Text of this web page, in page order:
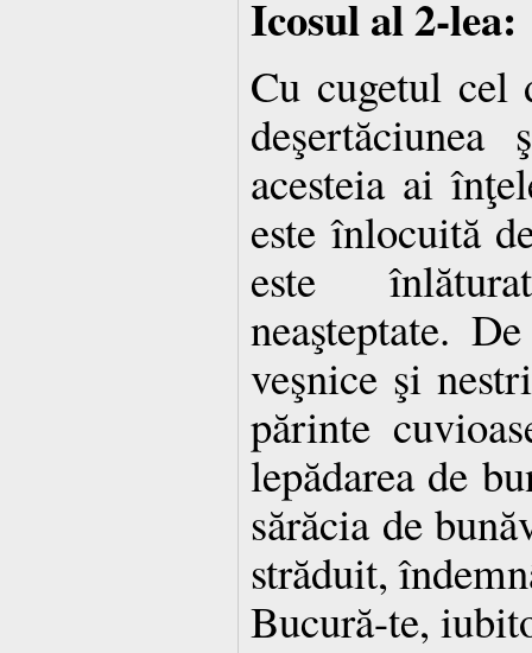
Icosul al 2-lea:
Cu cugetul cel
acesteia ai
este înlocuită
este
neaşteptate.
veşnice şi
părinte
lepădarea de
sărăcia de
străduit,
Bucură-te,